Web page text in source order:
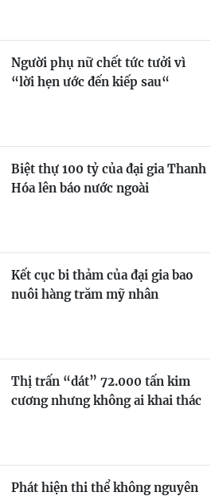
Người phụ nữ chết tức tưởi vì
“lời hẹn ước đến kiếp sau“
Biệt thự 100 tỷ của đại gia Thanh
Hóa lên báo nước ngoài
Kết cục bi thảm của đại gia bao
nuôi hàng trăm mỹ nhân
Thị trấn “dát” 72.000 tấn kim
cương nhưng không ai khai thác
Phát hiện thi thể không nguyên